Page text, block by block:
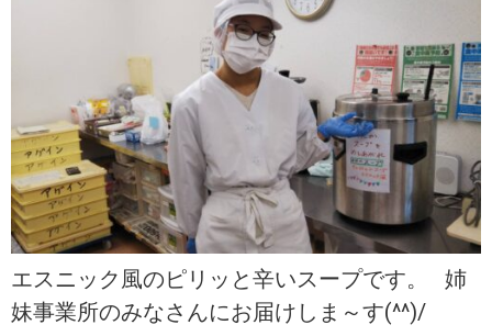
エスニック風のピリッと辛いスープです。 姉
妹事業所のみなさんにお届けしま～す(^^)/